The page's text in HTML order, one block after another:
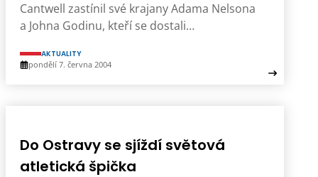
Cantwell zastínil své krajany Adama Nelsona
a Johna Godinu, kteří se dostali…
AKTUALITY
pondělí 7. června 2004
Do Ostravy se sjíždí světová
atletická špička